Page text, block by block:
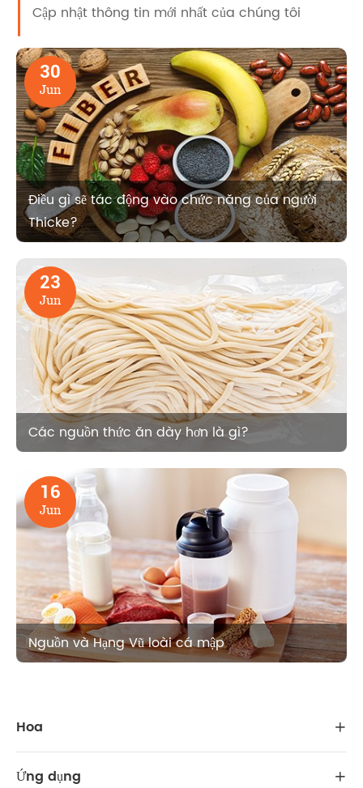
Cập nhật thông tin mới nhất của chúng tôi
30
Jun
Điều gì sẽ tác động vào chức năng của người
Thicke?
23
Jun
Các nguồn thức ăn dày hơn là gì?
16
Jun
Nguồn và Hạng Vũ loài cá mập
Hoa 
Ứng dụng 